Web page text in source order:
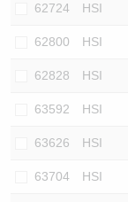
62724 HSI
62800 HSI
62828 HSI
63592 HSI
63626 HSI
63704 HSI